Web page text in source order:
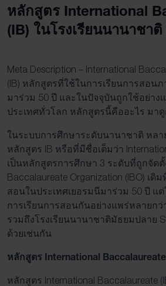
หลักสูตร International
(IB) ในโรงเรียนนานาชา
Meta Description – International
(IB) หลักสูตรที่ใช้ในการเรียนการสอนภ
มาร่วม 50 ปี และในปัจจุบันถูกใช้อย่าง
ประเทศทั่วโลก หลักสูตรนี้คืออะไร มาดู
ในระบบการศึกษาระดับนานาชาติ หลา
หลักสูตร IB หรือที่มีชื่อเต็มว่า
เป็นหลักสูตรการศึกษา 3 ระดับที่ถูกจัดตั้
Baccalaureate Organization (IBO) เดิ
สอนในประเทศเยอรมนีมาร่วม 50 ปี แ
การเรียนการสอนกันอย่างแพร่หลายกว่
รวมถึงโรงเรียนนานาชาติมัธยมปลาย
ด้วยเช่นกัน
หลักสูตร International
หลักสูตร International Baccalaureate